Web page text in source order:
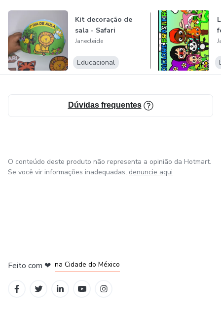
Kit decoração de
sala - Safari
Janecleide
Educacional
Dúvidas frequentes
O conteúdo deste produto não representa a opinião da Hotmart.
Se você vir informações inadequadas, denuncie aqui
Feito com ❤ na Cidade do México